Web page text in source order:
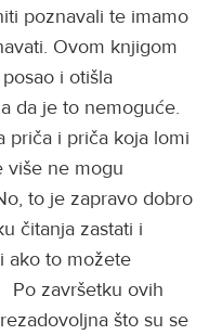
poznavali te imamo
Ovom knjigom
i otišla
da je to nemoguće.
priča i priča koja lomi
više ne mogu
to je zapravo dobro
čitanja zastati i
ako to možete
Po završetku ovih
što su se